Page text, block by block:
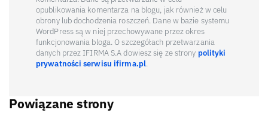
opublikowania komentarza na blogu, jak również w celu
obrony lub dochodzenia roszczeń. Dane w bazie systemu
WordPress są w niej przechowywane przez okres
funkcjonowania bloga. O szczegółach przetwarzania
danych przez IFIRMA S.A dowiesz się ze strony polityki
prywatności serwisu ifirma.pl.
Powiązane strony